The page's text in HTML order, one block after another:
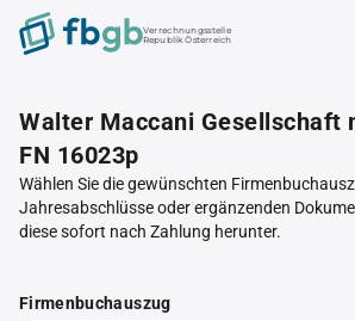
Verrechnungsstelle
Republik Österreich
Walter Maccani Gesellschaft
FN 16023p
Wählen Sie die gewünschten
Jahresabschlüsse oder ergänzenden
diese sofort nach Zahlung herunter.
Firmenbuchauszug